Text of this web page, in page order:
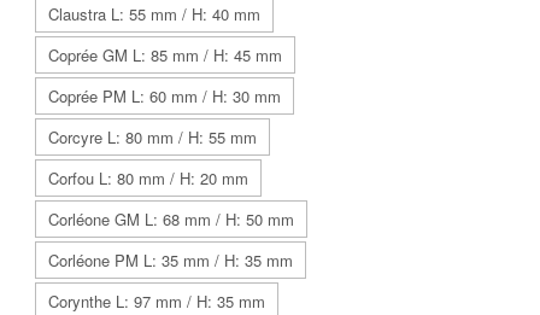
Claustra L: 55 mm / H: 40 mm
Coprée GM L: 85 mm / H: 45 mm
Coprée PM L: 60 mm / H: 30 mm
Corcyre L: 80 mm / H: 55 mm
Corfou L: 80 mm / H: 20 mm
Corléone GM L: 68 mm / H: 50 mm
Corléone PM L: 35 mm / H: 35 mm
Corynthe L: 97 mm / H: 35 mm